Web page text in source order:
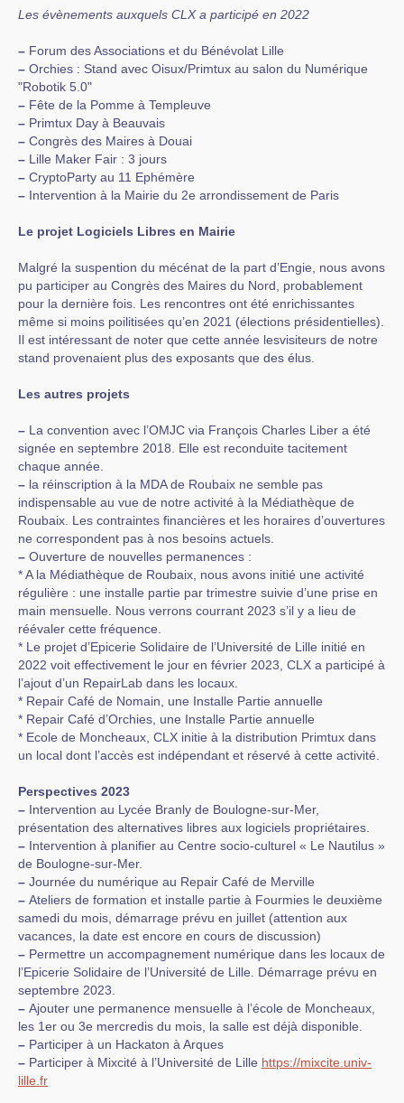
Les évènements auxquels CLX a participé en 2022
– Forum des Associations et du Bénévolat Lille
– Orchies : Stand avec Oisux/Primtux au salon du Numérique
"Robotik 5.0"
– Fête de la Pomme à Templeuve
– Primtux Day à Beauvais
– Congrès des Maires à Douai
– Lille Maker Fair : 3 jours
– CryptoParty au 11 Ephémère
– Intervention à la Mairie du 2e arrondissement de Paris
Le projet Logiciels Libres en Mairie
Malgré la suspention du mécénat de la part d’Engie, nous avons
pu participer au Congrès des Maires du Nord, probablement
pour la dernière fois. Les rencontres ont été enrichissantes
même si moins poilitisées qu’en 2021 (élections présidentielles).
Il est intéressant de noter que cette année lesvisiteurs de notre
stand provenaient plus des exposants que des élus.
Les autres projets
– La convention avec l’OMJC via François Charles Liber a été
signée en septembre 2018. Elle est reconduite tacitement
chaque année.
– la réinscription à la MDA de Roubaix ne semble pas
indispensable au vue de notre activité à la Médiathèque de
Roubaix. Les contraintes financières et les horaires d’ouvertures
ne correspondent pas à nos besoins actuels.
– Ouverture de nouvelles permanences :
* A la Médiathèque de Roubaix, nous avons initié une activité
régulière : une installe partie par trimestre suivie d’une prise en
main mensuelle. Nous verrons courrant 2023 s’il y a lieu de
réévaler cette fréquence.
* Le projet d’Epicerie Solidaire de l’Université de Lille initié en
2022 voit effectivement le jour en février 2023, CLX a participé à
l’ajout d’un RepairLab dans les locaux.
* Repair Café de Nomain, une Installe Partie annuelle
* Repair Café d’Orchies, une Installe Partie annuelle
* Ecole de Moncheaux, CLX initie à la distribution Primtux dans
un local dont l’accès est indépendant et réservé à cette activité.
Perspectives 2023
– Intervention au Lycée Branly de Boulogne-sur-Mer,
présentation des alternatives libres aux logiciels propriétaires.
– Intervention à planifier au Centre socio-culturel « Le Nautilus »
de Boulogne-sur-Mer.
– Journée du numérique au Repair Café de Merville
– Ateliers de formation et installe partie à Fourmies le deuxième
samedi du mois, démarrage prévu en juillet (attention aux
vacances, la date est encore en cours de discussion)
– Permettre un accompagnement numérique dans les locaux de
l’Epicerie Solidaire de l’Université de Lille. Démarrage prévu en
septembre 2023.
– Ajouter une permanence mensuelle à l’école de Moncheaux,
les 1er ou 3e mercredis du mois, la salle est déjà disponible.
– Participer à un Hackaton à Arques
– Participer à Mixcité à l’Université de Lille https://mixcite.univ-
lille.fr